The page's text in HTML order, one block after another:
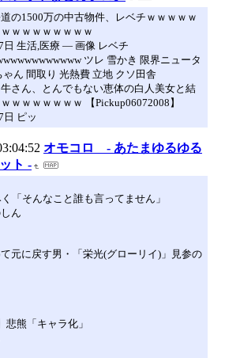
道の1500万の中古物件、レベチｗｗｗｗｗ
ｗｗｗｗｗｗｗｗ
日 生活,医療 ― 画像 レベチ
ツレ 雪かき 限界ニュータ
ゃん 間取り 光熱費 立地 クソ田舎
牛さん、とんでもない恵体の白人美女と結
ｗｗｗｗｗｗｗ 【Pickup06072008】
日 ピッ
オモコロ - あたまゆるゆる
ト -
く「そんなこと誰も言ってません」
ん
元に戻す男・「栄光(グローリイ)」見参の
悲熊「キャラ化」